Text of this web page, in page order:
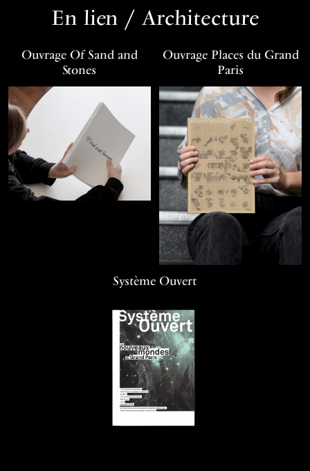
En lien / Architecture
Ouvrage Of Sand and
Stones
Ouvrage Places du Grand
Paris
Système Ouvert